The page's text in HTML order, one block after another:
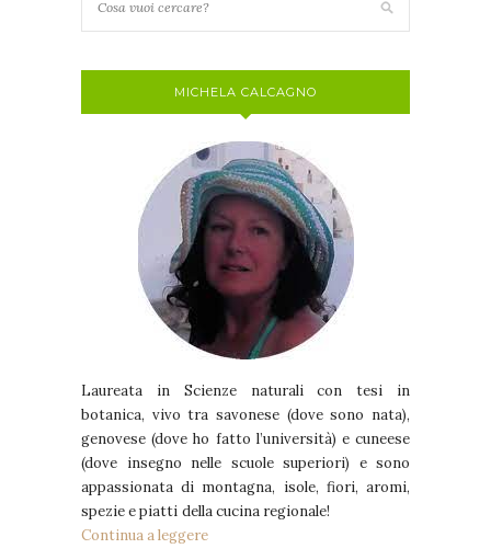
MICHELA CALCAGNO
Laureata in Scienze naturali con tesi in
botanica, vivo tra savonese (dove sono nata),
genovese (dove ho fatto l’università) e cuneese
(dove insegno nelle scuole superiori) e sono
appassionata di montagna, isole, fiori, aromi,
spezie e piatti della cucina regionale!
Continua a leggere